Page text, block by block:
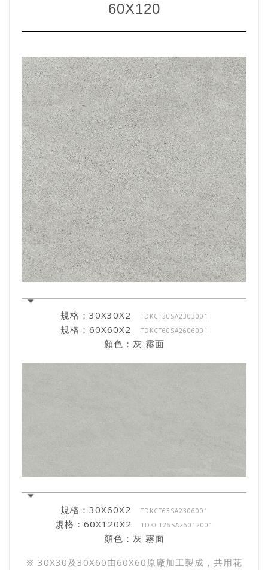
60X120
規格：30X30X2 TDKCT30SA2303001
規格：60X60X2 TDKCT60SA2606001
顏色：灰 霧面
規格：30X60X2 TDKCT63SA2306001
規格：60X120X2 TDKCT26SA26012001
顏色：灰 霧面
※ 30X30及30X60由60X60原廠加工製成，共用花